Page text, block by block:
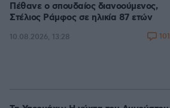
Πέθανε ο σπουδαίος διανοούμενος,
Στέλιος Ράμφος σε ηλικία 87 ετών
10.08.2026, 13:28 101